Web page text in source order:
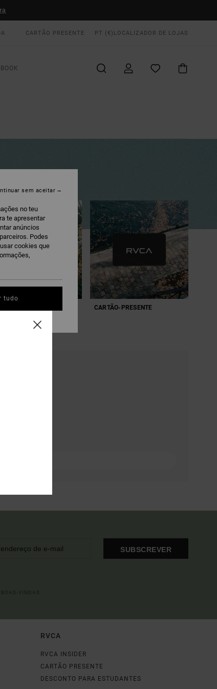
CARTÃO PRESENTE PT (€) LOCALIZADOR DE LOJAS
CARTÃO-PRESENTE
SUBSCREVER
RVCA
RVCA INSIDER
CARTÃO PRESENTE
DESCONTO PARA ESTUDANTES
no teu
te apresentar
anúncios
Podes
cookies que
sem aceitar
tudo